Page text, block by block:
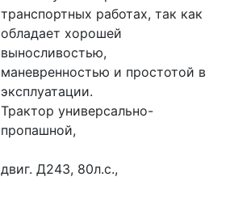
транспортных работах, так как
обладает хорошей
выносливостью,
маневренностью и простотой в
эксплуатации.
Трактор универсально-
пропашной,
двиг. Д243, 80л.с.,